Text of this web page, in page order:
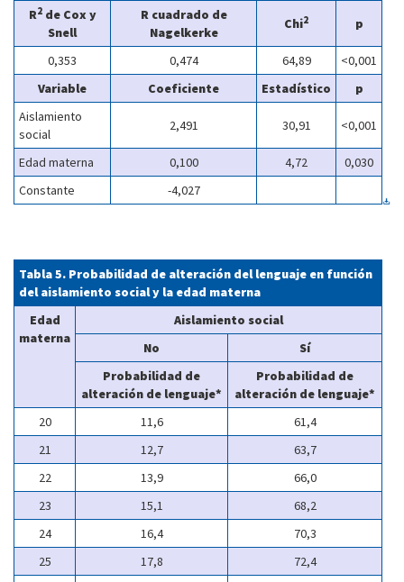
R2de Cox y
Snell
R cuadrado de
Nagelkerke
Chi2 p
0,353 0,474 64,89
<0,001
Variable
Coeficiente Estadístico
p
Aislamiento
social
2,491 30,91 <0,001
Edad materna 0,100 4,72
0,030
Constante
-4,027
Tabla 5. Probabilidad de alteración del lenguaje en función
del aislamiento social y la edad materna
Edad
materna
Aislamiento social
No
Sí
Probabilidad de
alteración de lenguaje*
Probabilidad de
alteración de lenguaje*
20
11,6
61,4
21
12,7
63,7
22
13,9
66,0
23
15,1
68,2
24
16,4
70,3
25
17,8
72,4